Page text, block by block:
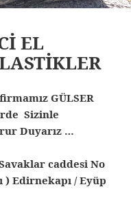
EL
GÜLSER
Sizinle
Duyarız …
caddesi No
) Edirnekapı / Eyüp